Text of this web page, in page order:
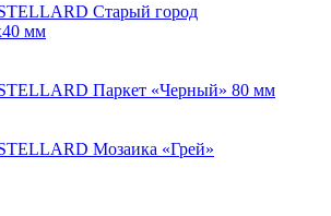
Старый город
мм
Паркет «Черный» 80 мм
Мозаика «Грей»